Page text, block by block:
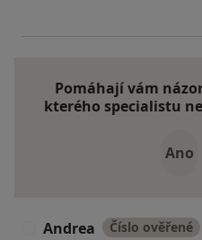
Pomáhají vám
kterého specialistu
Ano
Andrea Číslo ověřené